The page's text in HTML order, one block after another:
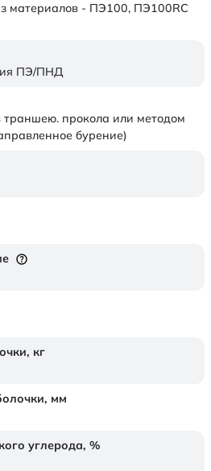
материалов - ПЭ100, ПЭ100RC
ПЭ/ПНД
прокола или методом
бурение)
кг
мм
углерода, %